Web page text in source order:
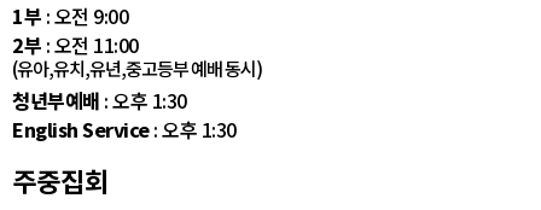
1부 : 오전 9:00
2부 : 오전 11:00
(유아,유치,유년,중고등부 예배 동시)
청년부예배 : 오후 1:30
English Service: 오후 1:30
주중집회